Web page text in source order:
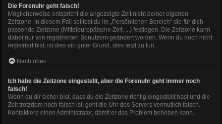
Die Forenuhr geht falsch!
Möglicherweise entspricht die angezeigte Zeit nicht deiner eigenen
Zeitzone. In diesem Fall solltest du im „Persönlichen Bereich“ die für dich
passende Zeitzone (Mitteleuropäische Zeit, ...) festlegen. Die Zeitzone kann
dabei nur von registrierten Benutzern geändert werden. Wenn du noch nicht
registriert bist, ist dies ein guter Grund, dies jetzt zu tun.
Nach oben
Ich habe die Zeitzone eingestellt, aber die Forenuhr geht immer noch
falsch!
Wenn du dir sicher bist, dass du die Zeitzone richtig eingestellt hast und die
Zeit trotzdem noch falsch ist, geht die Uhr des Servers vermutlich falsch.
Kontaktiere einen Administrator, damit er das Problem beheben kann.